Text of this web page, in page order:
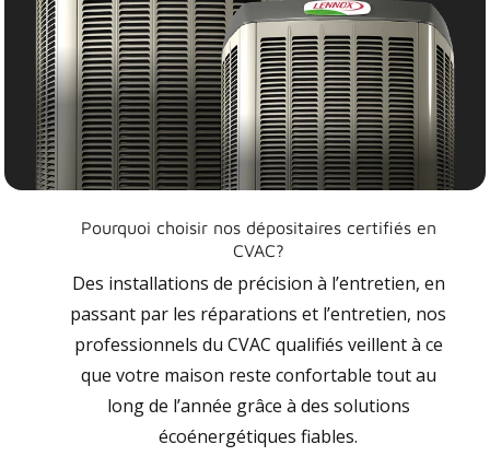
Pourquoi choisir nos dépositaires certifiés en
CVAC?
Des installations de précision à l’entretien, en
passant par les réparations et l’entretien, nos
professionnels du CVAC qualifiés veillent à ce
que votre maison reste confortable tout au
long de l’année grâce à des solutions
écoénergétiques fiables.